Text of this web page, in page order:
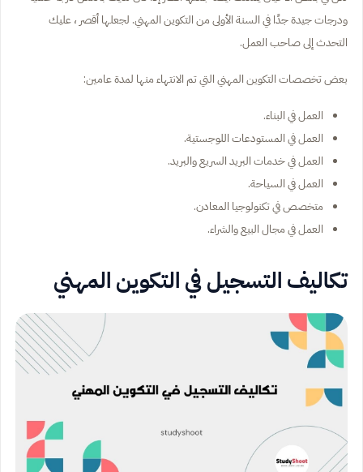
ودرجات جيدة جدًا في السنة الأولى من التكوين المهني. لجعلها أقصر ، عليك
التحدث إلى صاحب العمل.
بعض تخصصات التكوين المهني التي تم الانتهاء منها لمدة عامين:
العمل في البناء.
العمل في المستودعات اللوجستية.
العمل في خدمات البريد السريع والبريد.
العمل في السياحة.
متخصص في تكنولوجيا المعادن.
العمل في مجال البيع والشراء.
تكاليف التسجيل في التكوين المهني